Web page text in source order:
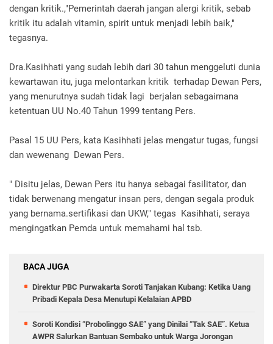
dengan kritik.,"Pemerintah daerah jangan alergi kritik, sebab
kritik itu adalah vitamin, spirit untuk menjadi lebih baik,"
tegasnya.
Dra.Kasihhati yang sudah lebih dari 30 tahun menggeluti dunia
kewartawan itu, juga melontarkan kritik terhadap Dewan Pers,
yang menurutnya sudah tidak lagi berjalan sebagaimana
ketentuan UU No.40 Tahun 1999 tentang Pers.
Pasal 15 UU Pers, kata Kasihhati jelas mengatur tugas, fungsi
dan wewenang Dewan Pers.
" Disitu jelas, Dewan Pers itu hanya sebagai fasilitator, dan
tidak berwenang mengatur insan pers, dengan segala produk
yang bernama.sertifikasi dan UKW," tegas Kasihhati, seraya
mengingatkan Pemda untuk memahami hal tsb.
BACA JUGA
Direktur PBC Purwakarta Soroti Tanjakan Kubang: Ketika Uang
Pribadi Kepala Desa Menutupi Kelalaian APBD
Soroti Kondisi “Probolinggo SAE” yang Dinilai “Tak SAE”. Ketua
AWPR Salurkan Bantuan Sembako untuk Warga Jorongan